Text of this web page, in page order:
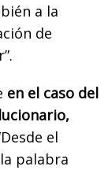
a la
de
en el caso del
el
palabra